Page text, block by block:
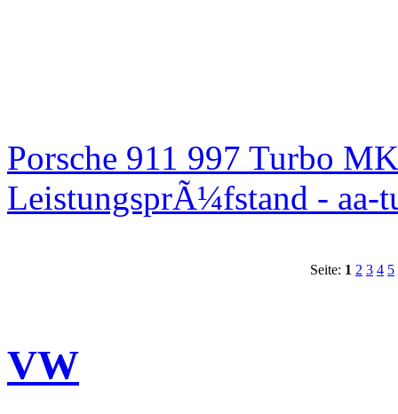
Porsche 911 997 Turbo
LeistungsprÃ¼fstand - aa-
Seite: 1 2 3 4 5
VW